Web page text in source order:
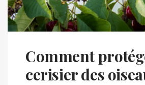
Comment
cerisier des